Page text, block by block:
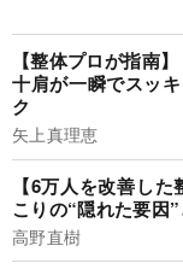
【整体プロが指南
十肩が一瞬でスッ
ク
矢上真理恵
【6万人を改善し
こりの“隠れた要因
高野直樹